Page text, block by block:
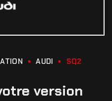
AUDI SQ2
version